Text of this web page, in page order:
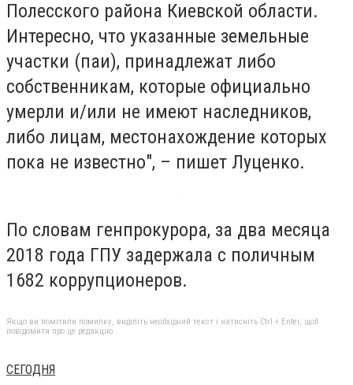
Полесского района Киевской области.
Интересно, что указанные земельные
участки (паи), принадлежат либо
собственникам, которые официально
умерли и/или не имеют наследников,
либо лицам, местонахождение которых
пока не известно", – пишет Луценко.
По словам генпрокурора, за два месяца
2018 года ГПУ задержала с поличным
1682 коррупционеров.
Якщо ви помітили помилку, виділіть необхідний текст і натисніть Ctrl + Enter, щоб
повідомити про це редакцію
СЕГОДНЯ